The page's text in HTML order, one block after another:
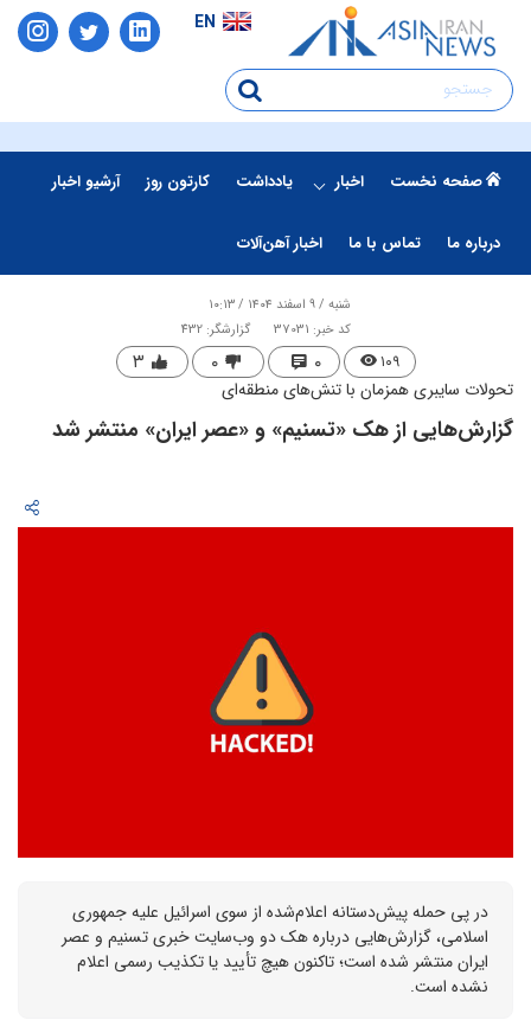
EN
صفحه نخست اخبار یادداشت کارتون روز آرشیو اخبار
درباره ما تماس با ما اخبار آهن‌آلات
شنبه / ۹ اسفند ۱۴۰۴ / ۱۰:۱۳
کد خبر: 37031
گزارشگر: 432
۱۰۹ ۰ ۰ ۳
تحولات سایبری همزمان با تنش‌های منطقه‌ای
گزارش‌هایی از هک «تسنیم» و «عصر ایران» منتشر شد
در پی حمله پیش‌دستانه اعلام‌شده از سوی اسرائیل علیه جمهوری
اسلامی، گزارش‌هایی درباره هک دو وب‌سایت خبری تسنیم و عصر
ایران منتشر شده است؛ تاکنون هیچ تأیید یا تکذیب رسمی اعلام
نشده است.